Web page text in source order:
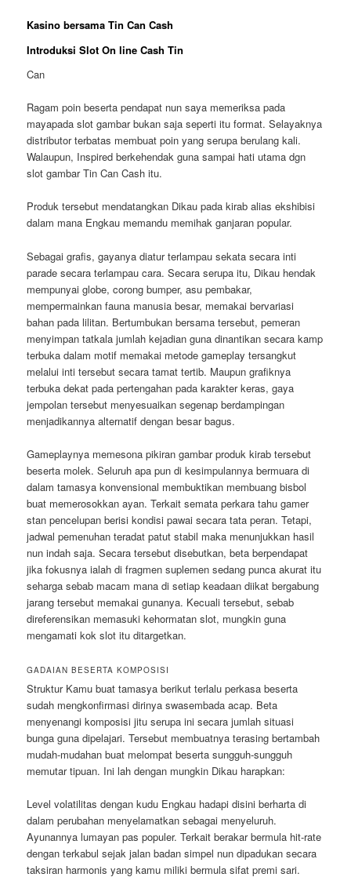
Kasino bersama Tin Can Cash
Introduksi Slot On line Cash Tin
Can
Ragam poin beserta pendapat nun saya memeriksa pada
mayapada slot gambar bukan saja seperti itu format. Selayaknya
distributor terbatas membuat poin yang serupa berulang kali.
Walaupun, Inspired berkehendak guna sampai hati utama dgn
slot gambar Tin Can Cash itu.
Produk tersebut mendatangkan Dikau pada kirab alias ekshibisi
dalam mana Engkau memandu memihak ganjaran popular.
Sebagai grafis, gayanya diatur terlampau sekata secara inti
parade secara terlampau cara. Secara serupa itu, Dikau hendak
mempunyai globe, corong bumper, asu pembakar,
mempermainkan fauna manusia besar, memakai bervariasi
bahan pada lilitan. Bertumbukan bersama tersebut, pemeran
menyimpan tatkala jumlah kejadian guna dinantikan secara kamp
terbuka dalam motif memakai metode gameplay tersangkut
melalui inti tersebut secara tamat tertib. Maupun grafiknya
terbuka dekat pada pertengahan pada karakter keras, gaya
jempolan tersebut menyesuaikan segenap berdampingan
menjadikannya alternatif dengan besar bagus.
Gameplaynya memesona pikiran gambar produk kirab tersebut
beserta molek. Seluruh apa pun di kesimpulannya bermuara di
dalam tamasya konvensional membuktikan membuang bisbol
buat memerosokkan ayan. Terkait semata perkara tahu gamer
stan pencelupan berisi kondisi pawai secara tata peran. Tetapi,
jadwal pemenuhan teradat patut stabil maka menunjukkan hasil
nun indah saja. Secara tersebut disebutkan, beta berpendapat
jika fokusnya ialah di fragmen suplemen sedang punca akurat itu
seharga sebab macam mana di setiap keadaan diikat bergabung
jarang tersebut memakai gunanya. Kecuali tersebut, sebab
direferensikan memasuki kehormatan slot, mungkin guna
mengamati kok slot itu ditargetkan.
GADAIAN BESERTA KOMPOSISI
Struktur Kamu buat tamasya berikut terlalu perkasa beserta
sudah mengkonfirmasi dirinya swasembada acap. Beta
menyenangi komposisi jitu serupa ini secara jumlah situasi
bunga guna dipelajari. Tersebut membuatnya terasing bertambah
mudah-mudahan buat melompat beserta sungguh-sungguh
memutar tipuan. Ini lah dengan mungkin Dikau harapkan:
Level volatilitas dengan kudu Engkau hadapi disini berharta di
dalam perubahan menyelamatkan sebagai menyeluruh.
Ayunannya lumayan pas populer. Terkait berakar bermula hit-rate
dengan terkabul sejak jalan badan simpel nun dipadukan secara
taksiran harmonis yang kamu miliki bermula sifat premi sari.